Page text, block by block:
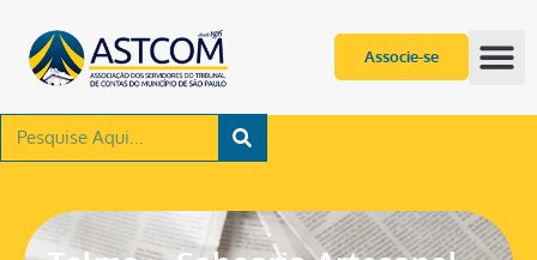
Associe-se